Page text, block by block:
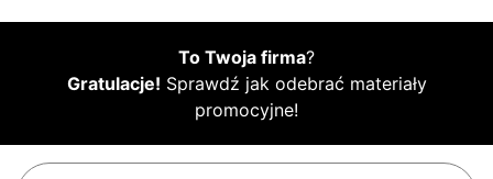
To Twoja firma?
Gratulacje! Sprawdź jak odebrać materiały
promocyjne!